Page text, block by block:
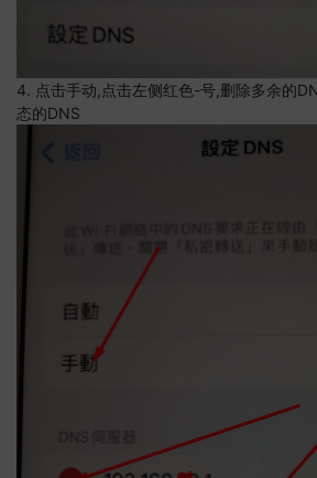
4. 点击手动,点击左侧红色-号,删除多余的
态的DNS